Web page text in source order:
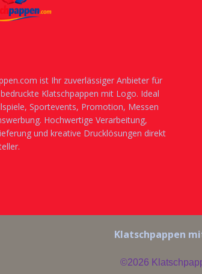
ist Ihr zuverlässiger Anbieter für
Klatschpappen mit Logo. Ideal
Sportevents, Promotion, Messen
Hochwertige Verarbeitung,
und kreative Drucklösungen direkt
Klatschpappen
©2026